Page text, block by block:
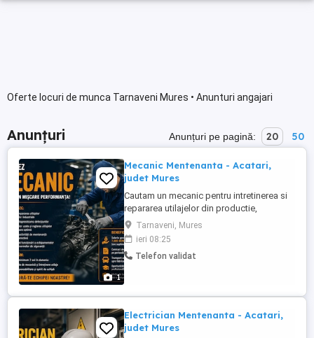
Oferte locuri de munca Tarnaveni Mures • Anunturi angajari
Anunțuri Anunțuri pe pagină: 20 50
1
Mecanic Mentenanta - Acatari,
judet Mures
Cautam un mecanic pentru intretinerea si
repararea utilajelor din productie,
diagnosticarea defectiunilor si efectuarea
interventiilor necesare pentru mentinerea
functionarii optime a echipamentelor.
Activitatea se desfasoara in 2 schimburi,
Tarnaveni, Mures
ieri 08:25
Telefon validat
Electrician Mentenanta - Acatari,
judet Mures